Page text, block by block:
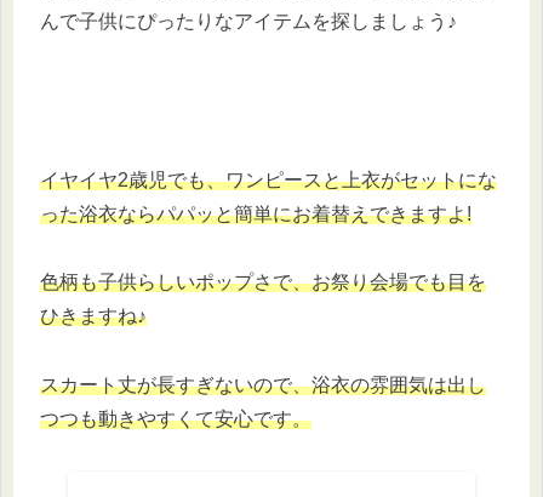
んで子供にぴったりなアイテムを探しましょう♪
イヤイヤ2歳児でも、ワンピースと上衣がセットにな
った浴衣ならパパッと簡単にお着替えできますよ!
色柄も子供らしいポップさで、お祭り会場でも目を
ひきますね♪
スカート丈が長すぎないので、浴衣の雰囲気は出し
つつも動きやすくて安心です。